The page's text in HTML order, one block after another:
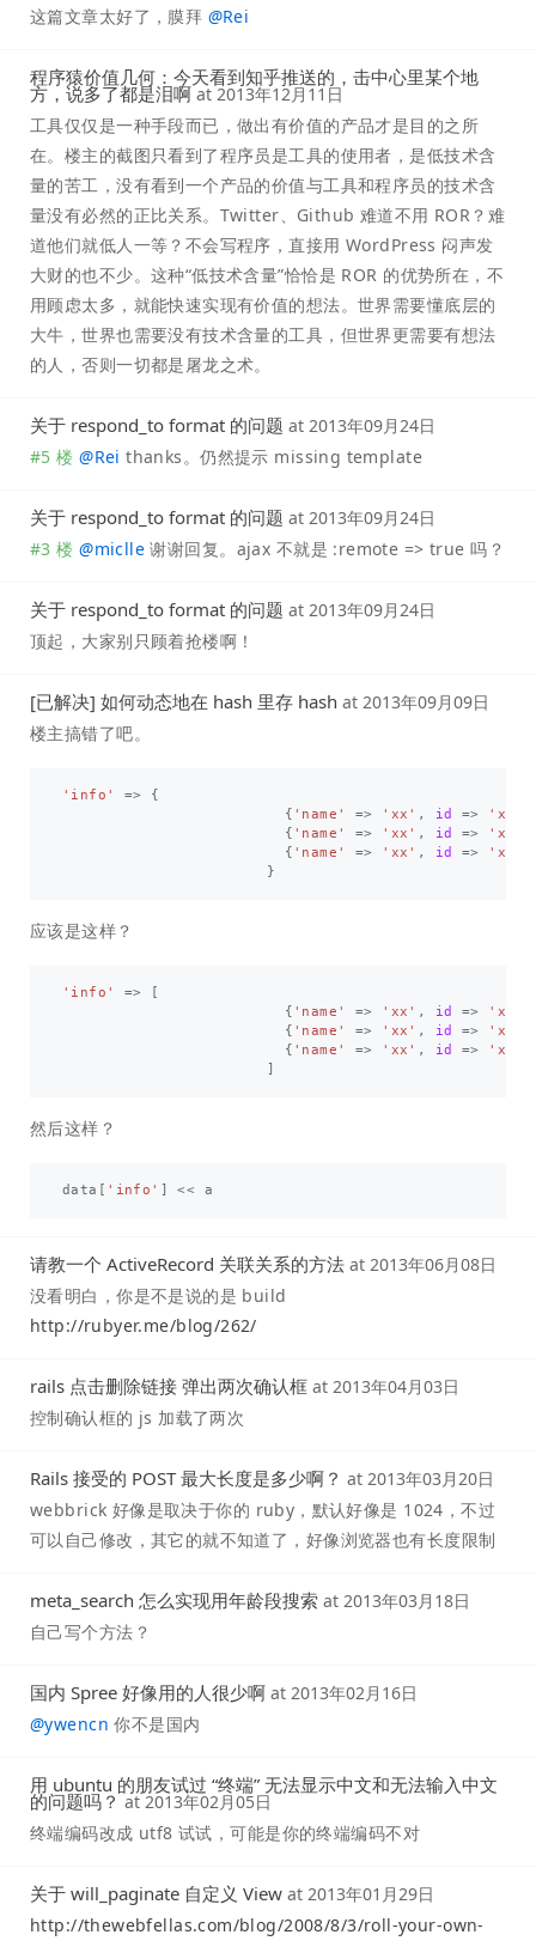
这篇文章太好了，膜拜 @Rei
程序猿价值几何：今天看到知乎推送的，击中心里某个地
方，说多了都是泪啊 at2013年12月11日
工具仅仅是一种手段而已，做出有价值的产品才是目的之所
在。楼主的截图只看到了程序员是工具的使用者，是低技术含
量的苦工，没有看到一个产品的价值与工具和程序员的技术含
量没有必然的正比关系。Twitter、Github 难道不用 ROR？难
道他们就低人一等？不会写程序，直接用 WordPress 闷声发
大财的也不少。这种“低技术含量”恰恰是 ROR 的优势所在，不
用顾虑太多，就能快速实现有价值的想法。世界需要懂底层的
大牛，世界也需要没有技术含量的工具，但世界更需要有想法
的人，否则一切都是屠龙之术。
关于 respond_to format 的问题 at 2013年09月24日
#5 楼 @Rei thanks。仍然提示 missing template
关于 respond_to format 的问题 at 2013年09月24日
#3 楼 @miclle 谢谢回复。ajax 不就是 :remote => true 吗？
关于 respond_to format 的问题 at 2013年09月24日
顶起，大家别只顾着抢楼啊！
[已解决] 如何动态地在 hash 里存 hash at 2013年09月09日
楼主搞错了吧。
'info' =>
{
{ 'name' => 'xx' , id =>
{ 'name' => 'xx' , id =>
{ 'name' => 'xx' , id =>
}
应该是这样？
'info' =>
[
{ 'name' => 'xx' , id =>
{ 'name' => 'xx' , id =>
{ 'name' => 'xx' , id =>
]
然后这样？
data 'info' << a
请教一个 ActiveRecord 关联关系的方法 at 2013年06月08日
没看明白，你是不是说的是 build
http://rubyer.me/blog/262/
rails 点击删除链接 弹出两次确认框 at 2013年04月03日
控制确认框的 js 加载了两次
Rails 接受的 POST 最大长度是多少啊？ at 2013年03月20日
webbrick 好像是取决于你的 ruby，默认好像是 1024，不过
可以自己修改，其它的就不知道了，好像浏览器也有长度限制
meta_search 怎么实现用年龄段搜索 at 2013年03月18日
自己写个方法？
国内 Spree 好像用的人很少啊 at 2013年02月16日
@ywencn 你不是国内
用 ubuntu 的朋友试过 “终端” 无法显示中文和无法输入中文
的问题吗？ at2013年02月05日
终端编码改成 utf8 试试，可能是你的终端编码不对
关于 will_paginate 自定义 View at 2013年01月29日
http://thewebfellas.com/blog/2008/8/3/roll-your-own-